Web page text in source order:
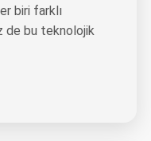
biri farklı
de bu teknolojik